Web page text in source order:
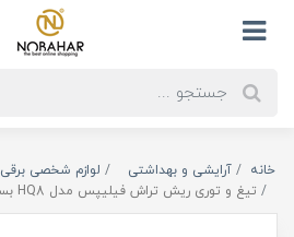
خانه آرایشی و بهداشتی لوازم شخصی برقی
تیغ و توری ریش تراش فیلیپس مدل HQ8 بسته 3 عددی